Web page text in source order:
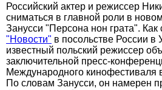
Российский актер и режиссер
сниматься в главной роли в
Занусси "Персона нон грата".
"Новости" в посольстве России в
известный польский режиссер
заключительной пресс-
Международного кинофестиваля
По словам Занусси, он намерен